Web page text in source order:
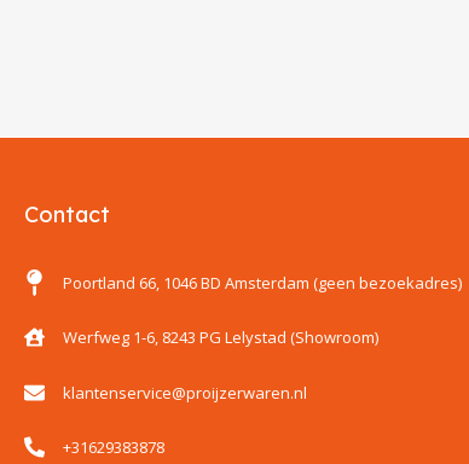
Contact
Poortland 66, 1046 BD Amsterdam (geen bezoekadres)
Werfweg 1-6, 8243 PG Lelystad (Showroom)
klantenservice@proijzerwaren.nl
+31629383878